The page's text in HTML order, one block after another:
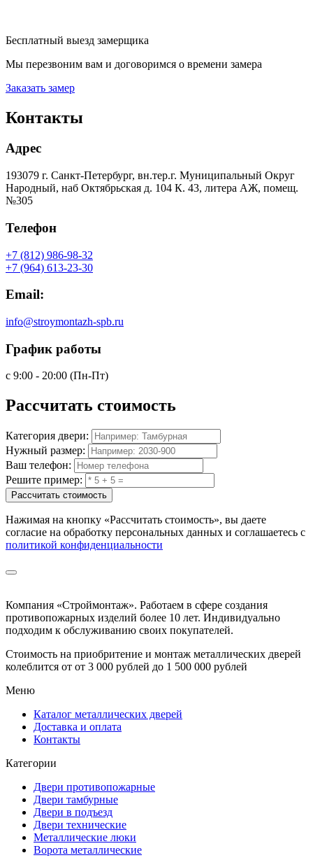
Бесплатный выезд замерщика
Мы перезвоним вам и договоримся о времени замера
Заказать замер
Контакты
Адрес
193079 г. Санкт-Петербург, вн.тер.г. Муниципальный Округ
Народный, наб Октябрьская д. 104 К. 43, литера АЖ, помещ.
№305
Телефон
+7 (812) 986-98-32
+7 (964) 613-23-30
Email:
info@stroymontazh-spb.ru
График работы
с 9:00 - 20:00 (Пн-Пт)
Рассчитать стоимость
Категория двери:
Нужный размер:
Ваш телефон:
Решите пример:
Рассчитать стоимость
Нажимая на кнопку «Рассчитать стоимость», вы даете
согласие на обработку персональных данных и соглашаетесь с
политикой конфиденциальности
Компания «Строймонтаж». Работаем в сфере создания
противопожарных изделий более 10 лет. Индивидуально
подходим к обслуживанию своих покупателей.
Стоимость на приобритение и монтаж металлических дверей
колеблится от от 3 000 рублей до 1 500 000 рублей
Меню
Каталог металлических дверей
Доставка и оплата
Контакты
Категории
Двери противопожарные
Двери тамбурные
Двери в подъезд
Двери технические
Металлические люки
Ворота металлические